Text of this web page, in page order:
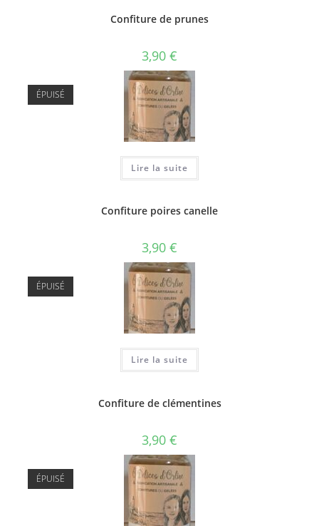
Confiture de prunes
3,90 €
ÉPUISÉ
Lire la suite
Confiture poires canelle
3,90 €
ÉPUISÉ
Lire la suite
Confiture de clémentines
3,90 €
ÉPUISÉ